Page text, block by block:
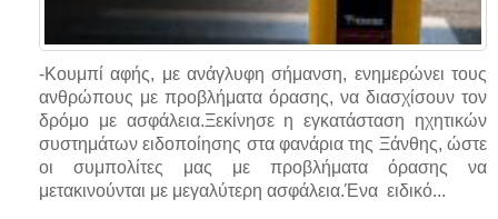
-Κουμπί αφής, με ανάγλυφη σήμανση, ενημερώνει τους
ανθρώπους με προβλήματα όρασης, να διασχίσουν τον
δρόμο με ασφάλεια.Ξεκίνησε η εγκατάσταση ηχητικών
συστημάτων ειδοποίησης στα φανάρια της Ξάνθης, ώστε
οι συμπολίτες μας με προβλήματα όρασης να
μετακινούνται με μεγαλύτερη ασφάλεια.Ένα ειδικό...